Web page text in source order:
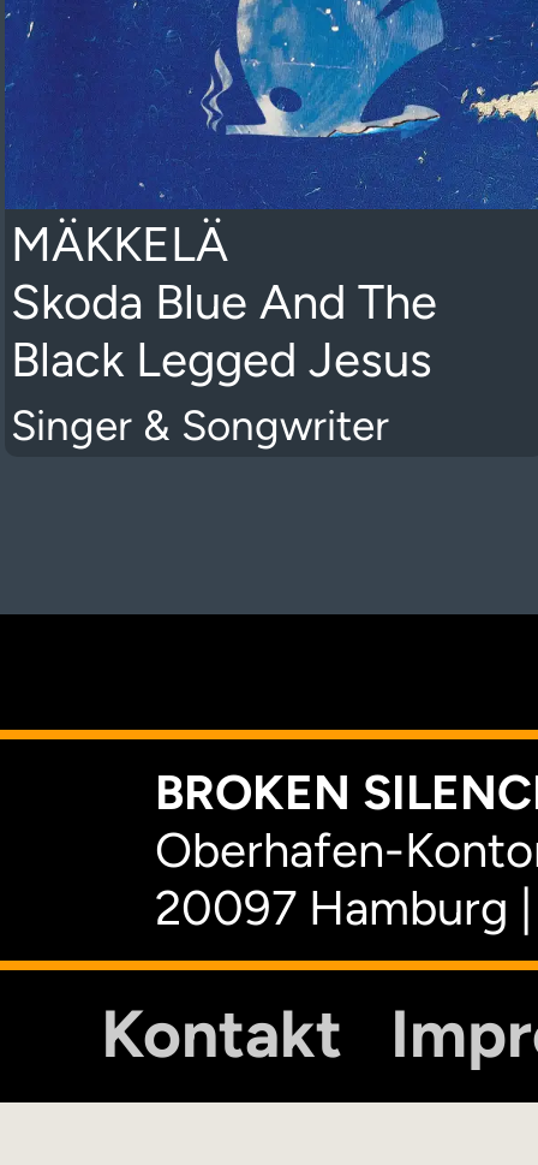
MÄKKELÄ
Skoda Blue And The
Black Legged Jesus
Singer & Songwriter
BROKEN
Oberhafen-
20097 Hamburg
Kontakt